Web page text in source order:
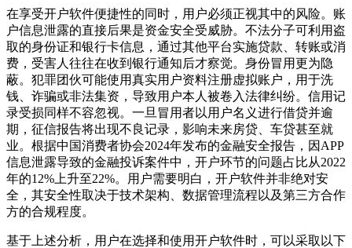
在享受开户软件便捷性的同时，用户必须正视其中的风险。账
户信息泄露的直接后果是资金安全受威胁。不法分子可利用盗
取的身份证和银行卡信息，通过其他平台实施贷款、转账或消
费，受害人往往在收到银行通知后才察觉。身份冒用更为隐
蔽。犯罪团伙可能使用真实用户资料注册虚拟账户，用于洗
钱、诈骗或非法集资，导致用户本人被卷入法律纠纷。信用记
录受损同样不容忽视。一旦冒用者以用户名义进行借贷并逾
期，征信报告将出现不良记录，影响未来房贷、车贷甚至就
业。根据中国消费者协会2024年发布的金融安全报告，因APP
信息泄露导致的金融投诉案件中，开户环节的问题占比从2022
年的12%上升至22%。用户需要明白，开户软件并非绝对安
全，其安全性取决于技术架构、数据管理流程以及第三方合作
方的合规程度。
基于上述分析，用户在选择和使用开户软件时，可以采取以下